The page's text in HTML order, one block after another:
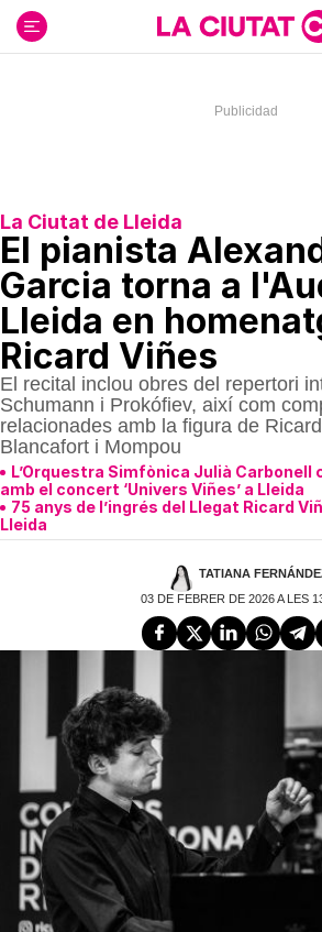
contenido
La Ciutat de Lleida
El pianista
Garcia torna a
Lleida en
Ricard Viñes
El recital inclou obres del repertori
Schumann i Prokófiev, així com
relacionades amb la figura de
Blancafort i Mompou
L’Orquestra Simfònica Julià Carbonell
amb el concert ‘Univers Viñes’ a Lleida
75 anys de l’ingrés del Llegat Ricard
Lleida
TATIANA
03 DE FEBRER DE 2026 A LES